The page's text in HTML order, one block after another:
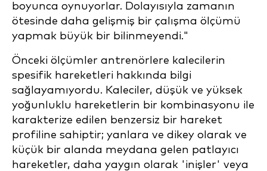
boyunca oynuyorlar. Dolayısıyla zamanın
ötesinde daha gelişmiş bir çalışma ölçümü
yapmak büyük bir bilinmeyendi."
Önceki ölçümler antrenörlere kalecilerin
spesifik hareketleri hakkında bilgi
sağlayamıyordu. Kaleciler, düşük ve yüksek
yoğunluklu hareketlerin bir kombinasyonu ile
karakterize edilen benzersiz bir hareket
profiline sahiptir; yanlara ve dikey olarak ve
küçük bir alanda meydana gelen patlayıcı
hareketler, daha yaygın olarak 'inişler' veya